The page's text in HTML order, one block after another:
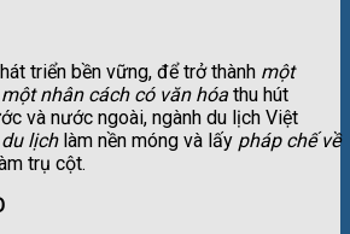
triển bền vững, để trở thành một
nhân cách có văn hóa thu hút
và nước ngoài, ngành du lịch Việt
lịch làm nền móng và lấy pháp chế về
trụ cột.